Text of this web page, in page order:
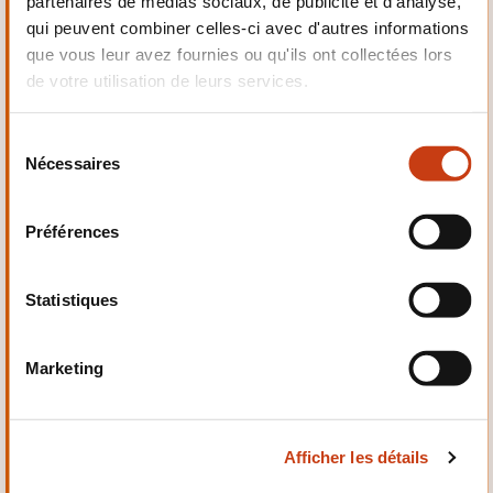
qui peuvent combiner celles-ci avec d'autres informations
que vous leur avez fournies ou qu'ils ont collectées lors
de votre utilisation de leurs services.
Nécessaires
Préférences
Statistiques
Marketing
Afficher les détails
Electrotechnique,
Automatismes